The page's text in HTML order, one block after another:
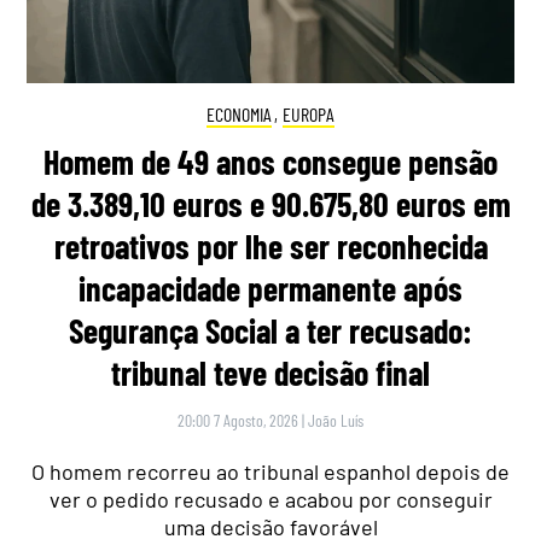
ECONOMIA , EUROPA
Homem de 49 anos consegue pensão
de 3.389,10 euros e 90.675,80 euros em
retroativos por lhe ser reconhecida
incapacidade permanente após
Segurança Social a ter recusado:
tribunal teve decisão final
20:00 7 Agosto, 2026 |João Luís
O homem recorreu ao tribunal espanhol depois de
ver o pedido recusado e acabou por conseguir
uma decisão favorável